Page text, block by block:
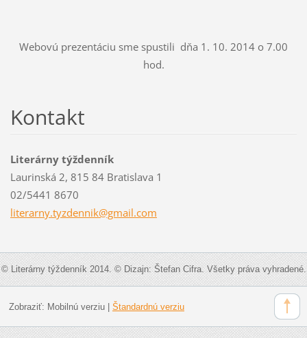
Webovú prezentáciu sme spustili dňa 1. 10. 2014 o 7.00
hod.
Kontakt
Literárny týždenník
Laurinská 2, 815 84 Bratislava 1
02/5441 8670
literarny.tyzdennik@gmail.com
© Literárny týždenník 2014. © Dizajn: Štefan Cifra. Všetky práva vyhradené.
Zobraziť: Mobilnú verziu| Štandardnú verziu